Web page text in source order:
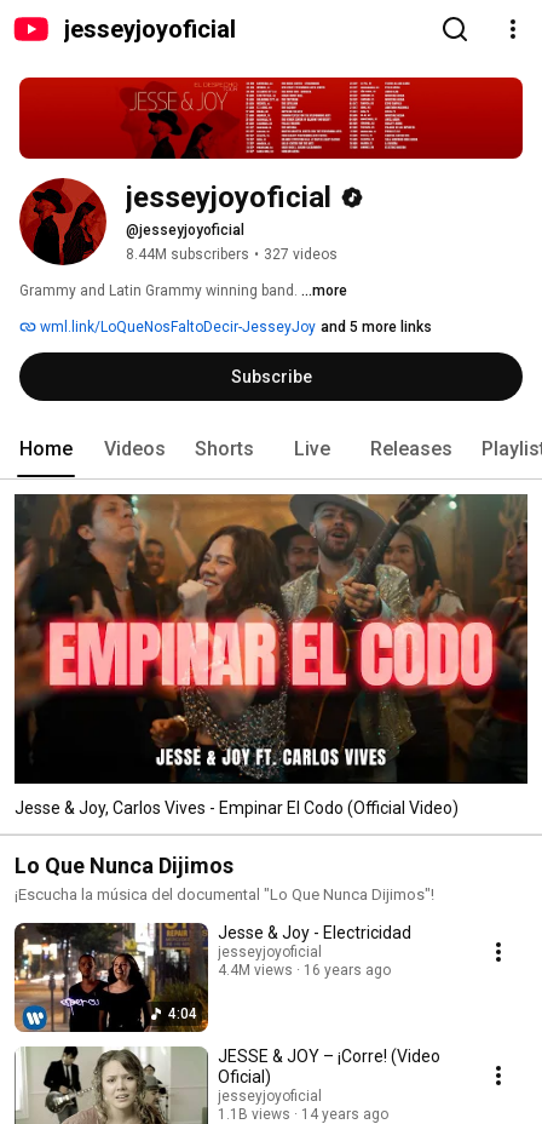
jesseyjoyoficial
jesseyjoyoficial
@jesseyjoyoficial
8.44M subscribers • 327 videos
Grammy and Latin Grammy winning band. ...more
wml.link/LoQueNosFaltoDecir-JesseyJoy and 5 more links
Subscribe
Home Videos Shorts Live Releases
Jesse & Joy, Carlos Vives - Empinar El Codo (Official Video)
Lo Que Nunca Dijimos
¡Escucha la música del documental "Lo Que Nunca Dijimos"!
4:04
Jesse & Joy - Electricidad
jesseyjoyoficial
4.4M views
16 years ago
JESSE & JOY – ¡Corre! (Video
Oficial)
jesseyjoyoficial
1.1B views
14 years ago